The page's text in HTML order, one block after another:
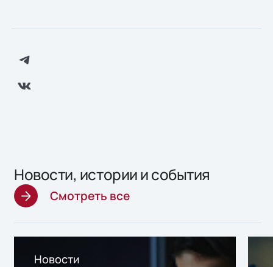
Новости, истории и события
Смотреть все
Новости